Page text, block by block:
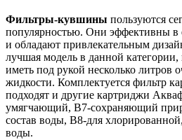
Фильтры-кувшины пользуются
популярностью. Они эффективны
и обладают привлекательным
лучшая модель в данной категории,
иметь под рукой несколько литров
жидкости. Комплектуется фильтр
подходят и другие картриджи
умягчающий, В7-сохраняющий
состав воды, В8-для
воды.